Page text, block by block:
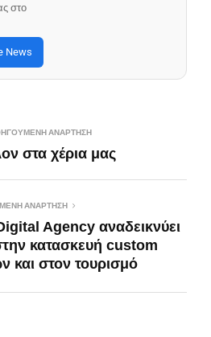
στο
News
ΑΝΆΡΤΗΣΗ
στα χέρια μας
ΑΝΆΡΤΗΣΗ
Agency αναδεικνύει
κατασκευή custom
και στον τουρισμό